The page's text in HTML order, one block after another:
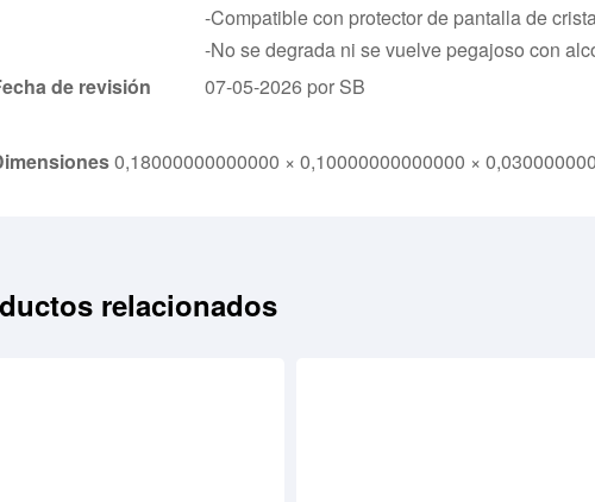
-Compatible con protector de pantalla de
-No se degrada ni se vuelve pegajoso con
de revisión
07-05-2026 por SB
0,18000000000000 × 0,10000000000000 ×
relacionados